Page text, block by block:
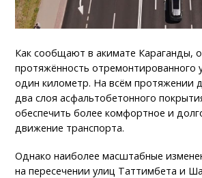
Как сообщают в акимате Караганды,
протяжённость отремонтированного
один километр. На всём протяжении
два слоя асфальтобетонного
обеспечить более комфортное и
движение транспорта.
Однако наиболее масштабные
на пересечении улиц Таттимбета и